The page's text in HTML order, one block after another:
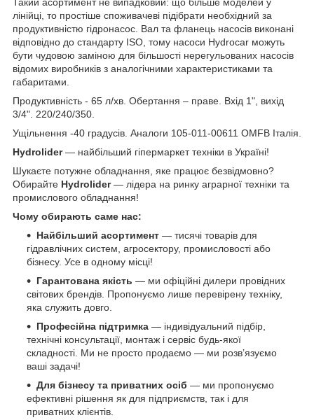
лінійці, то простіше споживачеві підібрати необхідний за
продуктивністю гідронасос. Вал та фланець насосів виконані
відповідно до стандарту ISO, тому насоси Hydrocar можуть
бути чудовою заміною для більшості нерегульованих насосів
відомих виробників з аналогічними характеристиками та
габаритами.
Продуктивність - 65 л/хв. Обертання – праве. Вхід 1", вихід
3/4". 220/240/350.
Ущільнення -40 градусів. Аналоги 105-011-00611 OMFB Італія.
Hydrolider— найбільший гіпермаркет техніки в Україні!
Шукаєте потужне обладнання, яке працює безвідмовно?
Обирайте Hydrolider— лідера на ринку аграрної техніки та
промислового обладнання!
Чому обирають саме нас:
Найбільший асортимент — тисячі товарів для
гідравлічних систем, агросектору, промисловості або
бізнесу. Усе в одному місці!
Гарантована якість — ми офіційні дилери провідних
світових брендів. Пропонуємо лише перевірену техніку,
яка служить довго.
Професійна підтримка — індивідуальний підбір,
технічні консультації, монтаж і сервіс будь-якої
складності. Ми не просто продаємо — ми розв’язуємо
ваші задачі!
Для бізнесу та приватних осіб — ми пропонуємо
ефективні рішення як для підприємств, так і для
приватних клієнтів.